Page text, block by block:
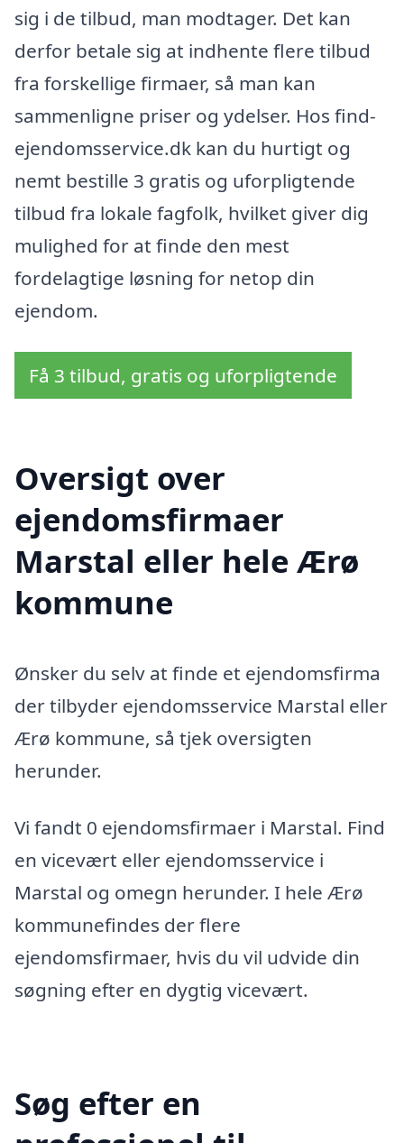
sig i de tilbud, man modtager. Det kan
derfor betale sig at indhente flere tilbud
fra forskellige firmaer, så man kan
sammenligne priser og ydelser. Hos find-
ejendomsservice.dk kan du hurtigt og
nemt bestille 3 gratis og uforpligtende
tilbud fra lokale fagfolk, hvilket giver dig
mulighed for at finde den mest
fordelagtige løsning for netop din
ejendom.
Få 3 tilbud, gratis og uforpligtende
Oversigt over
ejendomsfirmaer
Marstal eller hele Ærø
kommune
Ønsker du selv at finde et ejendomsfirma
der tilbyder ejendomsservice Marstal eller
Ærø kommune, så tjek oversigten
herunder.
Vi fandt 0 ejendomsfirmaer i Marstal. Find
en vicevært eller ejendomsservice i
Marstal og omegn herunder. I hele Ærø
kommunefindes der flere
ejendomsfirmaer, hvis du vil udvide din
søgning efter en dygtig vicevært.
Søg efter en